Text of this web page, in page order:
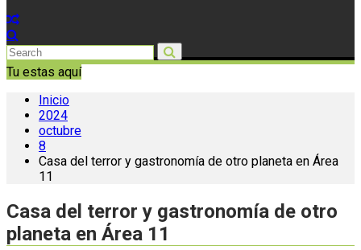
Tu estas aquí
Inicio
2024
octubre
8
Casa del terror y gastronomía de otro planeta en Área
11
Casa del terror y gastronomía de otro
planeta en Área 11